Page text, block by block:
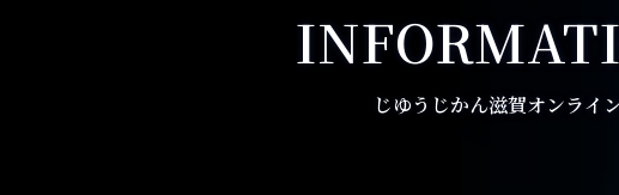
じゆうじかん滋賀オンライ